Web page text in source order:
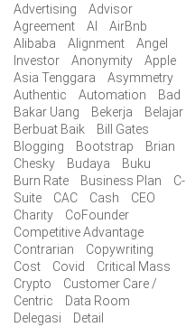
Advertising
Advisor
Agreement
AI
AirBnb
Alibaba
Alignment
Angel
Investor
Anonymity
Apple
Asia Tenggara
Asymmetry
Authentic
Automation
Bad
Bakar Uang
Bekerja
Belajar
Berbuat Baik
Bill Gates
Blogging
Bootstrap
Brian
Chesky
Budaya
Buku
Burn Rate
Business Plan
C-
Suite
CAC Cash
CEO
Charity
CoFounder
Competitive Advantage
Contrarian
Copywriting
Cost
Covid
Critical Mass
Crypto
Customer Care /
Centric
Data Room
Delegasi
Detail